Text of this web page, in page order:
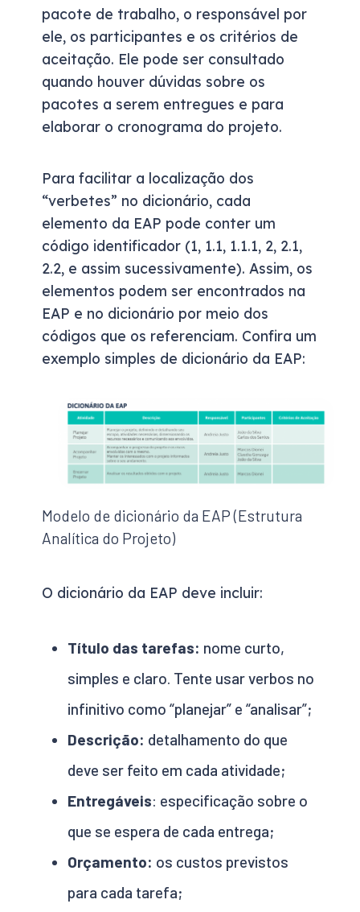
pacote de trabalho, o responsável por
ele, os participantes e os critérios de
aceitação. Ele pode ser consultado
quando houver dúvidas sobre os
pacotes a serem entregues e para
elaborar o cronograma do projeto.
Para facilitar a localização dos
“verbetes” no dicionário, cada
elemento da EAP pode conter um
código identificador (1, 1.1, 1.1.1, 2, 2.1,
2.2, e assim sucessivamente). Assim, os
elementos podem ser encontrados na
EAP e no dicionário por meio dos
códigos que os referenciam. Confira um
exemplo simples de dicionário da EAP:
Modelo de dicionário da EAP (Estrutura
Analítica do Projeto)
O dicionário da EAP deve incluir:
Título das tarefas: nome curto,
simples e claro. Tente usar verbos no
infinitivo como “planejar” e “analisar”;
Descrição: detalhamento do que
deve ser feito em cada atividade;
Entregáveis: especificação sobre o
que se espera de cada entrega;
Orçamento: os custos previstos
para cada tarefa;